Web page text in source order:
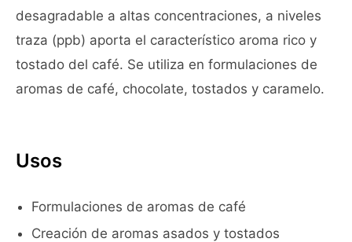
desagradable a altas concentraciones, a niveles
traza (ppb) aporta el característico aroma rico y
tostado del café. Se utiliza en formulaciones de
aromas de café, chocolate, tostados y caramelo.
Usos
Formulaciones de aromas de café
Creación de aromas asados y tostados